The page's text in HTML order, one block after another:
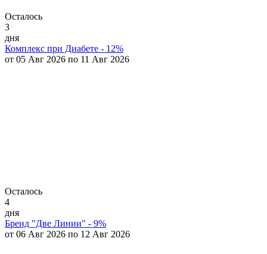
Осталось
3
дня
Комплекс при Диабете - 12%
от 05 Авг 2026 по 11 Авг 2026
Осталось
4
дня
Бренд "Две Линии" - 9%
от 06 Авг 2026 по 12 Авг 2026